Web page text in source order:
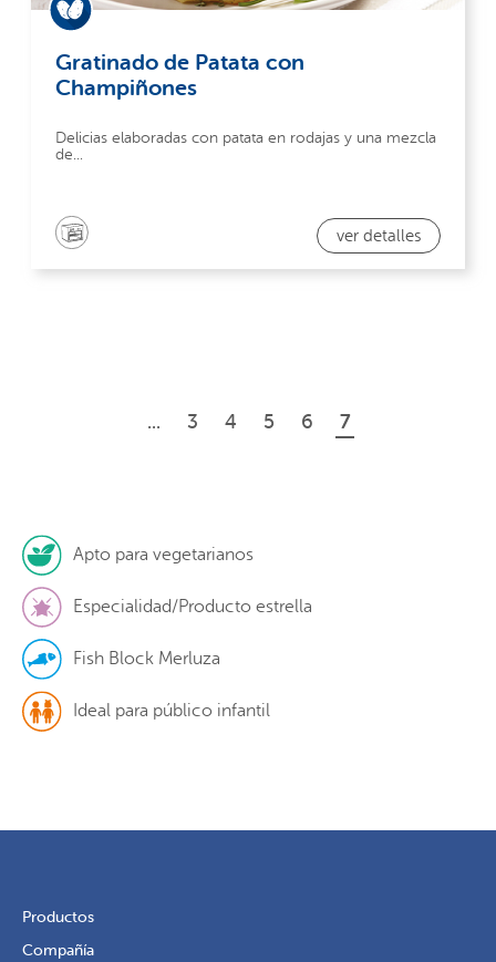
Gratinado de Patata con
Champiñones
Delicias elaboradas con patata en rodajas y una mezcla
de...
ver detalles
... 3 4 5 6 7
Apto para vegetarianos
Especialidad/Producto estrella
Fish Block Merluza
Ideal para público infantil
Productos
Compañía